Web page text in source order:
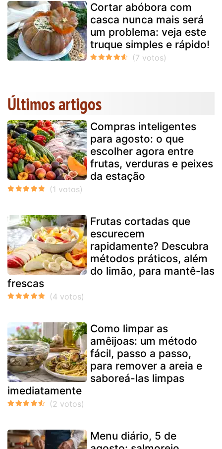
Cortar abóbora com
casca nunca mais será
um problema: veja este
truque simples e rápido!
Últimos artigos
Compras inteligentes
para agosto: o que
escolher agora entre
frutas, verduras e peixes
da estação
Frutas cortadas que
escurecem
rapidamente? Descubra
métodos práticos, além
do limão, para mantê-las
frescas
Como limpar as
amêijoas: um método
fácil, passo a passo,
para remover a areia e
saboreá-las limpas
imediatamente
Menu diário, 5 de